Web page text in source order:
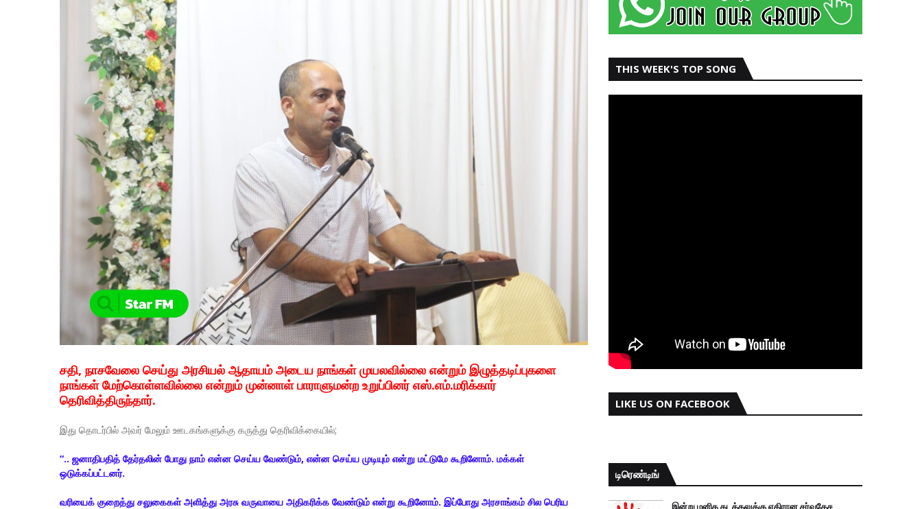
சதி, நாசவேலை செய்து அரசியல் ஆதாயம் அடைய நாங்கள் முயலவில்லை என்றும் இழுத்தடிப்புகளை
நாங்கள் மேற்கொள்ளவில்லை என்றும் முன்னாள் பாராளுமன்ற உறுப்பினர் எஸ்.எம்.மரிக்கார்
தெரிவித்திருந்தார்.
இது தொடர்பில் அவர் மேலும் ஊடகங்களுக்கு கருத்து தெரிவிக்கையில்;
“.. ஜனாதிபதித் தேர்தலின் போது நாம் என்ன செய்ய வேண்டும், என்ன செய்ய முடியும் என்று மட்டுமே கூறினோம். மக்கள்
ஒடுக்கப்பட்டனர்.
வரியைக் குறைத்து சலுகைகள் அளித்து அரசு வருவாயை அதிகரிக்க வேண்டும் என்று கூறினோம். இப்போது அரசாங்கம் சில பெரிய
THIS WEEK'S TOP SONG
LIKE US ON FACEBOOK
டிரெண்டிங்
இன்று மனித கடத்தலுக்கு எதிரான சர்வதேச